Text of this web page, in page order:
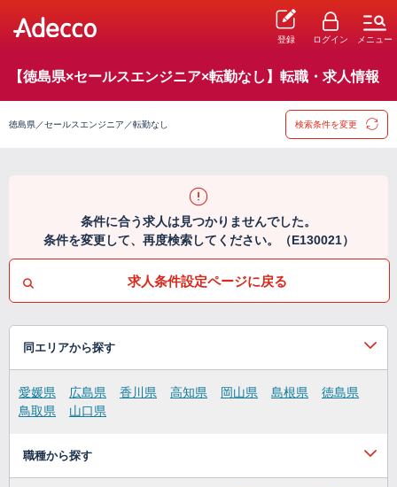
登録 ログイン メニュー
【徳島県×セールスエンジニア×転勤なし】転職・求人情報
徳島県／セールスエンジニア／転勤なし 検索条件を変更
条件に合う求人は見つかりませんでした。
条件を変更して、再度検索してください。（E130021）
求人条件設定ページに戻る
同エリアから探す
愛媛県 広島県 香川県 高知県 岡山県 島根県
徳島県
鳥取県
山口県
職種から探す